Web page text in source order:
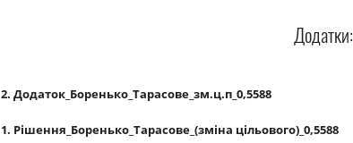
Додатки:
2. Додаток_Боренько_Тарасове_зм.ц.п_0,5588
1. Рішення_Боренько_Тарасове_(зміна цільового)_0,5588